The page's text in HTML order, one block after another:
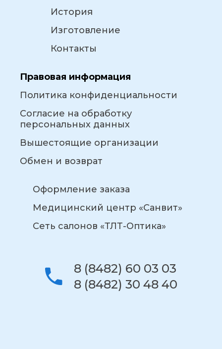
История
Изготовление
Контакты
Правовая информация
Политика конфиденциальности
Согласие на обработку
персональных данных
Вышестоящие организации
Обмен и возврат
Оформление заказа
Медицинский центр «Санвит»
Сеть салонов «ТЛТ-Оптика»
8 (8482) 60 03 03
8 (8482) 30 48 40